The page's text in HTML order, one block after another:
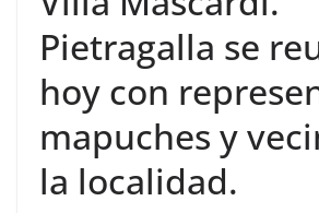
Pietragalla se
hoy con
mapuches y
la localidad.